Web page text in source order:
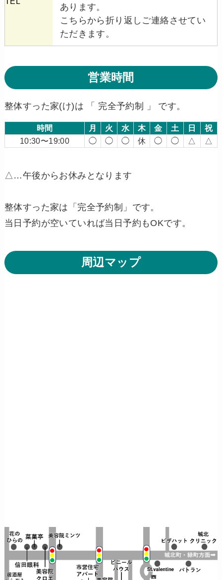
あります。
こちらから折り返しご連絡させてい
ただきます。
営業時間
整体すった家(け)は 「 完全予約制 」 です。
時間 月 火 水 木 金 土 日
祝
10:30〜19:00
◯ ◯ ◯ 休 ◯ ◯ △ △
△…午後からお休みとなります
整体すった家は「完全予約制」です。
当日予約が空いていれば当日予約もOKです。
周辺マップ